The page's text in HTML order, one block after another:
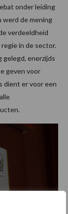
onder leiding
werd de mening
verdeeldheid
in de sector.
gelegd, enerzijds
geven voor
dient er voor een